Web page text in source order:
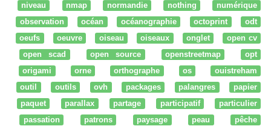
niveau
nmap normandie nothing
numérique
observation
océan océanographie octoprint
odt
oeufs
oeuvre oiseau oiseaux onglet
open cv
open scad
open source openstreetmap
opt
origami
orne orthographe os
ouistreham
outil
outils ovh packages palangres
papier
paquet
parallax partage participatif
particulier
passation
patrons paysage peau
pêche